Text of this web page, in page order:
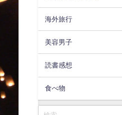
海外旅行
美容男子
読書感想
食べ物